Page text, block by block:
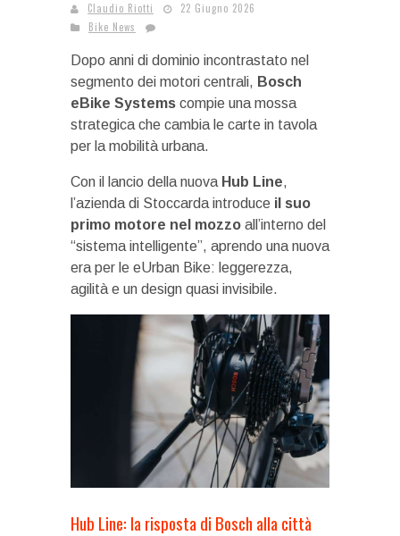
Claudio Riotti
22 Giugno 2026
Bike News
Dopo anni di dominio incontrastato nel
segmento dei motori centrali, Bosch
eBike Systems compie una mossa
strategica che cambia le carte in tavola
per la mobilità urbana.
Con il lancio della nuova Hub Line,
l’azienda di Stoccarda introduce il suo
primo motore nel mozzo all’interno del
“sistema intelligente”, aprendo una nuova
era per le eUrban Bike: leggerezza,
agilità e un design quasi invisibile.
Hub Line: la risposta di Bosch alla città